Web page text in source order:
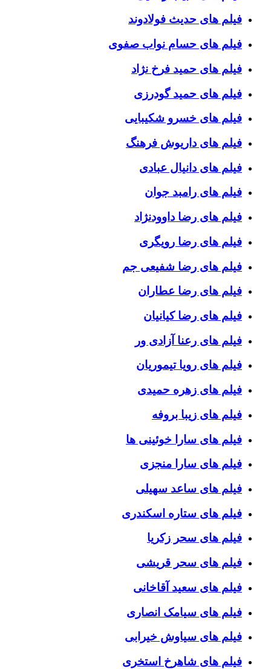
فیلم های حدیث فولادوند
فیلم های حسام نواب صفوی
فیلم های حمید فرخ نژاد
فیلم های حمید گودرزی
فیلم های خسرو شکیبایی
فیلم های داریوش فرهنگ
فیلم های دانیال عبادی
فیلم های رامبد جوان
فیلم های رضا داوودنژاد
فیلم های رضا رویگری
فیلم های رضا شفیعی جم
فیلم های رضا عطاران
فیلم های رضا کیانیان
فیلم های رعنا آزادی ور
فیلم های رویا تیموریان
فیلم های زهره حمیدی
فیلم های زیبا بروفه
فیلم های سارا خوئینی ها
فیلم های سارا منجزی
فیلم های ساعد سهیلی
فیلم های ستاره اسکندری
فیلم های سحر زکریا
فیلم های سحر قریشی
فیلم های سعید آقاخانی
فیلم های سیامک انصاری
فیلم های سیاوش خیرابی
فیلم های شاهرخ استخری